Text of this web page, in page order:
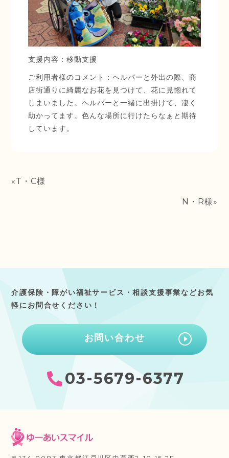
支援内容： 移動支援
ご利用者様のコメント： ヘルパーと外出の際、商
店街通りに綺麗なお花を見つけて、花に見惚れて
しまいました。ヘルパーと一緒に出掛けて、凄く
助かってます。色んな場所に行けたらなぁと期待
しています。
T・C様
N・R様
介護保険・障がい福祉サービス・相談支援事業などお気
軽にお問合せください！
お問い合わせ
03-5679-6377